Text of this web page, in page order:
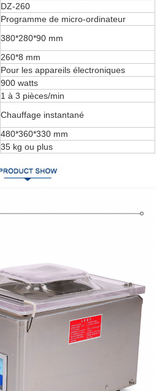
DZ-260
Programme de micro-ordinateur
380*280*90 mm
260*8 mm
Pour les appareils électroniques
900 watts
1 à 3 pièces/min
Chauffage instantané
480*360*330 mm
35 kg ou plus